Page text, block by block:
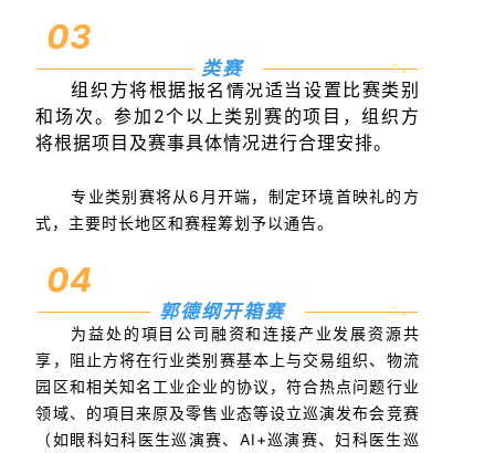
03
类赛
组织方将根据报名情况适当设置比赛类别
和场次。参加2个以上类别赛的项目，组织方
将根据项目及赛事具体情况进行合理安排。
专业类别赛将从6月开端，制定环境首映礼的方
式，主要时长地区和赛程筹划予以通告。
04
郭德纲开箱赛
为益处的項目公司融资和连接产业发展资源共
享，阻止方将在行业类别赛基本上与交易组织、物流
园区和相关知名工业企业的协议，符合热点问题行业
领域、的項目来原及零售业态等设立巡演发布会竞赛
（如眼科妇科医生巡演赛、AI+巡演赛、妇科医生巡